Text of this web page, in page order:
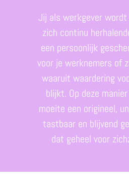
Jij als werkgever
zich continu
een persoonlijk
voor je werknemers of
waaruit waardering
blijkt. Op deze
moeite een origineel,
tastbaar en blijvend
dat geheel voor